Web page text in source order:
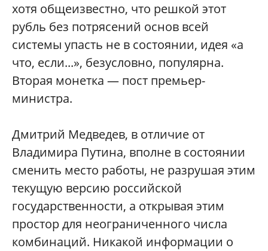
хотя общеизвестно, что решкой этот
рубль без потрясений основ всей
системы упасть не в состоянии, идея «а
что, если...», безусловно, популярна.
Вторая монетка — пост премьер-
министра.
Дмитрий Медведев, в отличие от
Владимира Путина, вполне в состоянии
сменить место работы, не разрушая этим
текущую версию российской
государственности, а открывая этим
простор для неограниченного числа
комбинаций. Никакой информации о